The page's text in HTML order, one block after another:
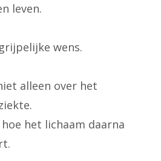
leven.
wens.
alleen over het
het lichaam daarna